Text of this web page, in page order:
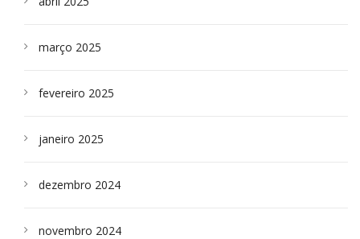
março 2025
fevereiro 2025
janeiro 2025
dezembro 2024
novembro 2024